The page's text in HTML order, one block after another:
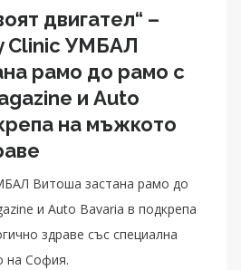
двигател“ –
Clinic УМБАЛ
рамо до рамо с
и Auto
на мъжкото
Витоша застана рамо до
и Auto Bavaria в подкрепа
здраве със специална
на София.